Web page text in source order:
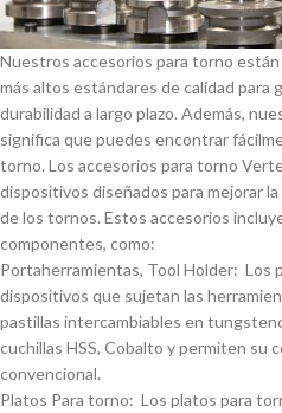
Nuestros accesorios para torno
más altos estándares de calidad
durabilidad a largo plazo. Además,
significa que puedes encontrar
torno. Los accesorios para torno
dispositivos diseñados para mejorar
de los tornos. Estos accesorios
componentes, como:
Portaherramientas, Tool Holder: Los
dispositivos que sujetan las
pastillas intercambiables en
cuchillas HSS, Cobalto y permiten su
convencional.
Platos Para torno: Los platos para